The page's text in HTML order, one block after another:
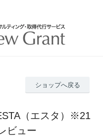
ショップへ戻る
（エスタ）※21
ビュー